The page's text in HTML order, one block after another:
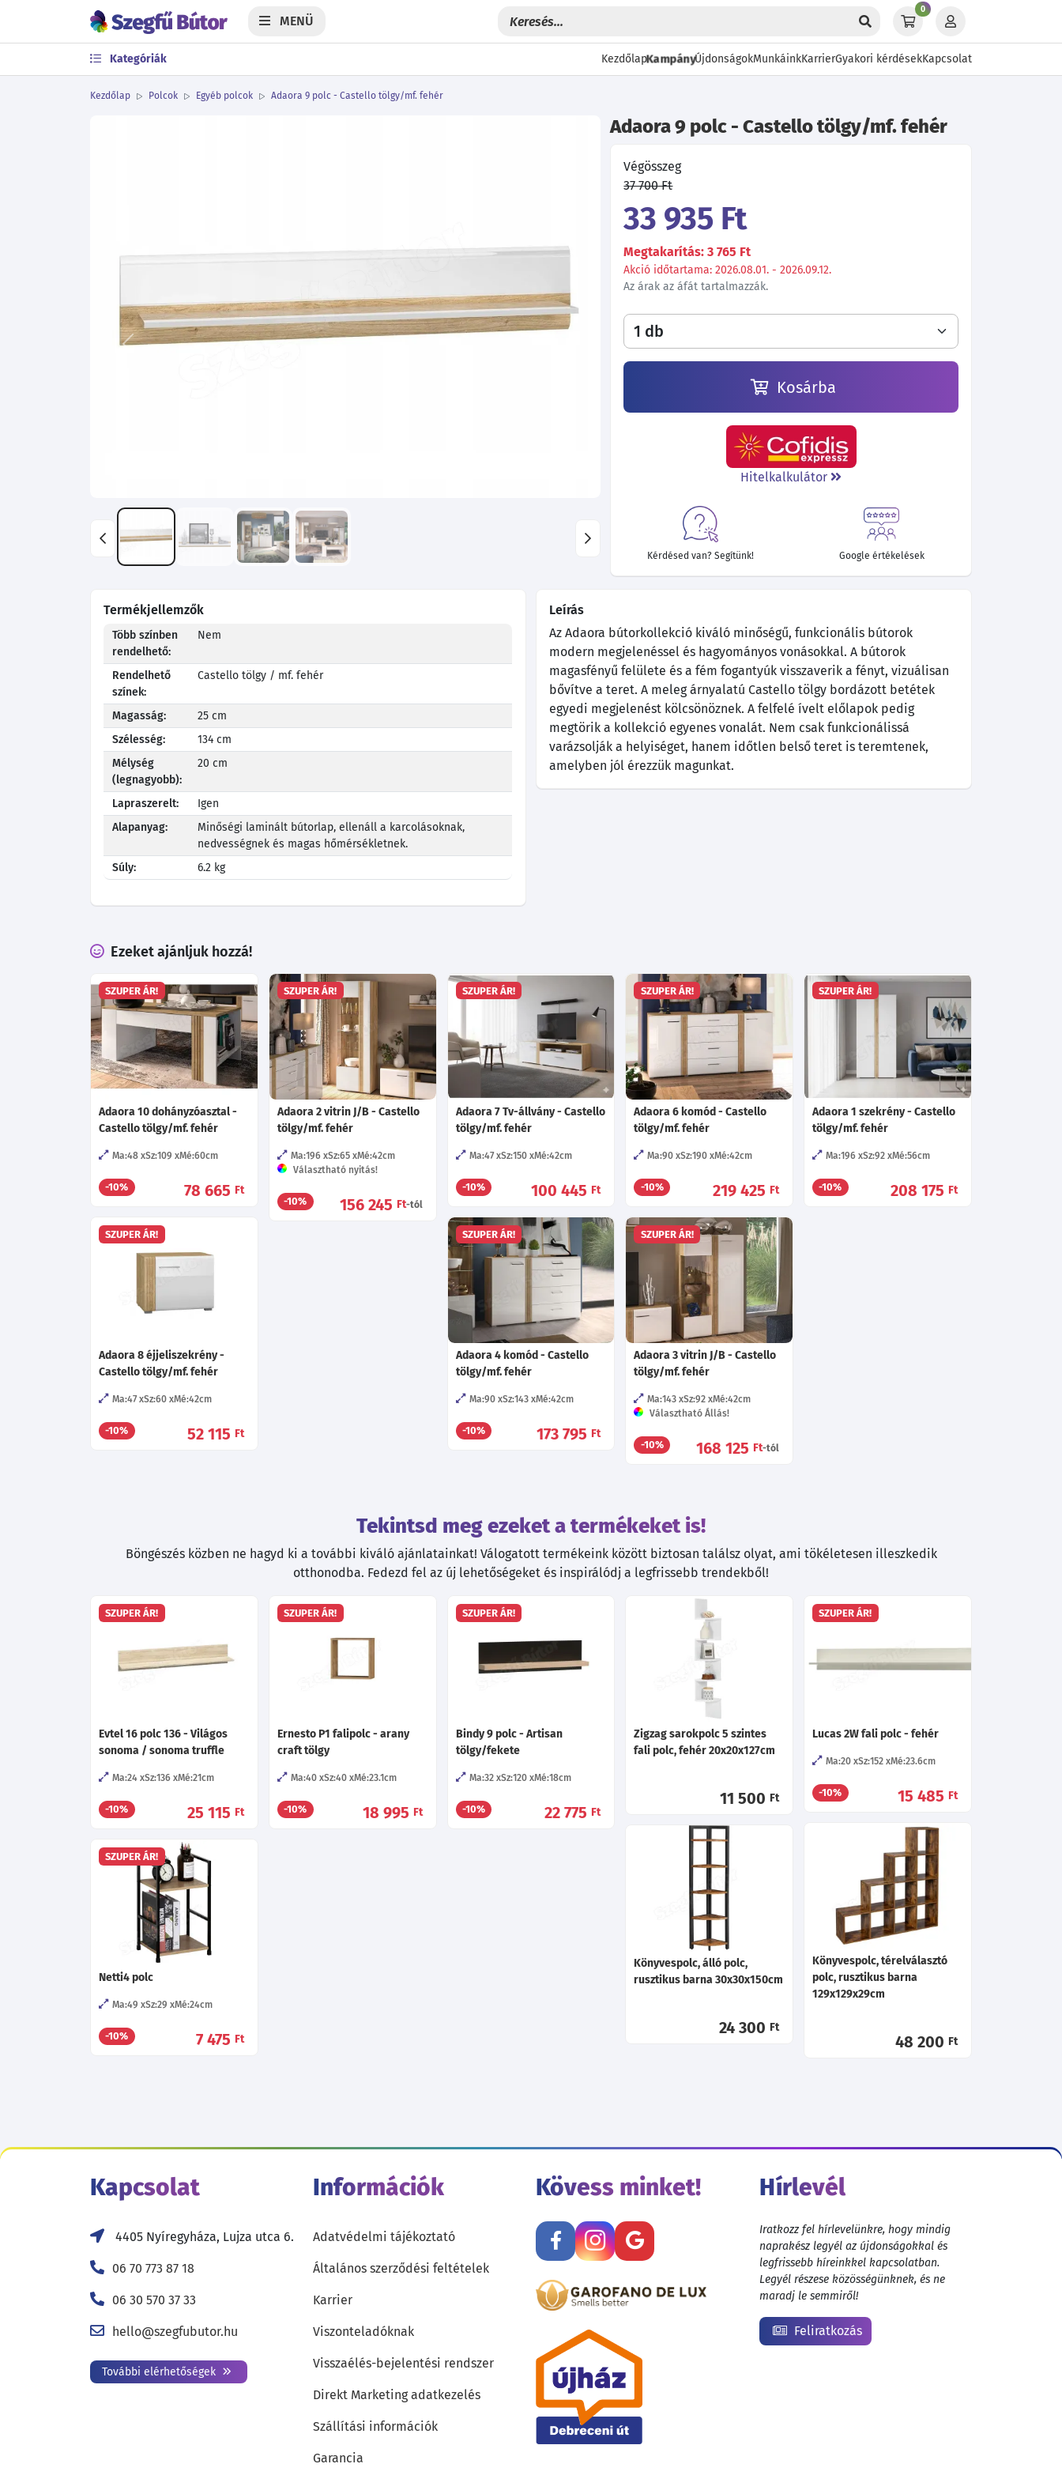
MENÜ
0
Kategóriák KezdőlapKampányÚjdonságokMunkáinkKarrierGyakori kérdésekKapcsolat
Kezdőlap Polcok Egyéb polcok Adaora 9 polc - Castello tölgy/mf. fehér
Adaora 9 polc - Castello tölgy/mf. fehér
Végösszeg
37 700 Ft
33 935 Ft
Megtakarítás: 3 765 Ft
Akció időtartama: 2026.08.01. - 2026.09.12.
Az árak az áfát tartalmazzák.
Kosárba
Hitelkalkulátor
Kérdésed van? Segítünk! Google értékelések
Termékjellemzők
Több színben
rendelhető:
Nem
Rendelhető
színek:
Castello tölgy / mf. fehér
Magasság:
25 cm
Szélesség:
134 cm
Mélység
(legnagyobb):
20 cm
Lapraszerelt:
Igen
Alapanyag:
Minőségi laminált bútorlap, ellenáll a karcolásoknak,
nedvességnek és magas hőmérsékletnek.
Súly:
6.2 kg
Leírás
Az Adaora bútorkollekció kiváló minőségű, funkcionális bútorok
modern megjelenéssel és hagyományos vonásokkal. A bútorok
magasfényű felülete és a fém fogantyúk visszaverik a fényt, vizuálisan
bővítve a teret. A meleg árnyalatú Castello tölgy bordázott betétek
egyedi megjelenést kölcsönöznek. A felfelé ívelt előlapok pedig
megtörik a kollekció egyenes vonalát. Nem csak funkcionálissá
varázsolják a helyiséget, hanem időtlen belső teret is teremtenek,
amelyben jól érezzük magunkat.
Ezeket ajánljuk hozzá!
SZUPER ÁR!
Adaora 10 dohányzóasztal -
Castello tölgy/mf. fehér
Ma:48 Sz:109 Mé:60cm
-10% 78 665 Ft
SZUPER ÁR!
Adaora 2 vitrin J/B - Castello
tölgy/mf. fehér
Ma:196 Sz:65 Mé:42cm
Választható nyitás!
-10% 156 245 Ft-tól
SZUPER ÁR!
Adaora 7 Tv-állvány - Castello
tölgy/mf. fehér
Ma:47 Sz:150 Mé:42cm
-10% 100 445 Ft
SZUPER ÁR!
Adaora 6 komód - Castello
tölgy/mf. fehér
Ma:90 Sz:190 Mé:42cm
-10% 219 425 Ft
SZUPER ÁR!
Adaora 1 szekrény - Castello
tölgy/mf. fehér
Ma:196 Sz:92 Mé:56cm
-10% 208 175 Ft
SZUPER ÁR!
Adaora 8 éjjeliszekrény -
Castello tölgy/mf. fehér
Ma:47 Sz:60 Mé:42cm
-10% 52 115 Ft
SZUPER ÁR!
Adaora 4 komód - Castello
tölgy/mf. fehér
Ma:90 Sz:143 Mé:42cm
-10% 173 795 Ft
SZUPER ÁR!
Adaora 3 vitrin J/B - Castello
tölgy/mf. fehér
Ma:143 Sz:92 Mé:42cm
Választható Állás!
-10% 168 125 Ft-tól
Tekintsd meg ezeket a termékeket is!
Böngészés közben ne hagyd ki a további kiváló ajánlatainkat! Válogatott termékeink között biztosan találsz olyat, ami tökéletesen illeszkedik
otthonodba. Fedezd fel az új lehetőségeket és inspirálódj a legfrissebb trendekből!
SZUPER ÁR!
Evtel 16 polc 136 - Világos
sonoma / sonoma truffle
Ma:24 Sz:136 Mé:21cm
-10% 25 115 Ft
SZUPER ÁR!
Ernesto P1 falipolc - arany
craft tölgy
Ma:40 Sz:40 Mé:23.1cm
-10% 18 995 Ft
SZUPER ÁR!
Bindy 9 polc - Artisan
tölgy/fekete
Ma:32 Sz:120 Mé:18cm
-10% 22 775 Ft
Zigzag sarokpolc 5 szintes
fali polc, fehér 20x20x127cm
11 500 Ft
SZUPER ÁR!
Lucas 2W fali polc - fehér
Ma:20 Sz:152 Mé:23.6cm
-10% 15 485 Ft
Könyvespolc, térelválasztó
polc, rusztikus barna
129x129x29cm
48 200 Ft
Könyvespolc, álló polc,
rusztikus barna 30x30x150cm
24 300 Ft
SZUPER ÁR!
Netti4 polc
Ma:49 Sz:29 Mé:24cm
-10% 7 475 Ft
Kapcsolat
4405 Nyíregyháza, Lujza utca 6.
06 70 773 87 18
06 30 570 37 33
hello@szegfubutor.hu
További elérhetőségek
Információk
Adatvédelmi tájékoztató
Általános szerződési feltételek
Karrier
Viszonteladóknak
Visszaélés-bejelentési rendszer
Direkt Marketing adatkezelés
Szállítási információk
Garancia
Kövess minket! Hírlevél
Iratkozz fel hírlevelünkre, hogy mindig
naprakész legyél az újdonságokkal és
legfrissebb híreinkkel kapcsolatban.
Legyél részese közösségünknek, és ne
maradj le semmiről!
Feliratkozás